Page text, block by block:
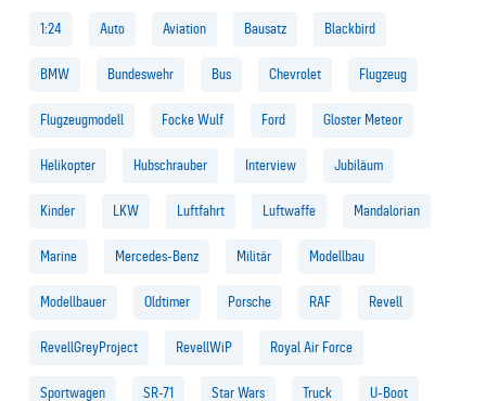
1:24 Auto Aviation Bausatz Blackbird
BMW Bundeswehr Bus Chevrolet Flugzeug
Flugzeugmodell Focke Wulf Ford Gloster Meteor
Helikopter Hubschrauber Interview Jubiläum
Kinder LKW Luftfahrt Luftwaffe Mandalorian
Marine Mercedes-Benz Militär Modellbau
Modellbauer Oldtimer Porsche RAF Revell
RevellGreyProject RevellWiP Royal Air Force
Sportwagen SR-71 Star Wars Truck U-Boot